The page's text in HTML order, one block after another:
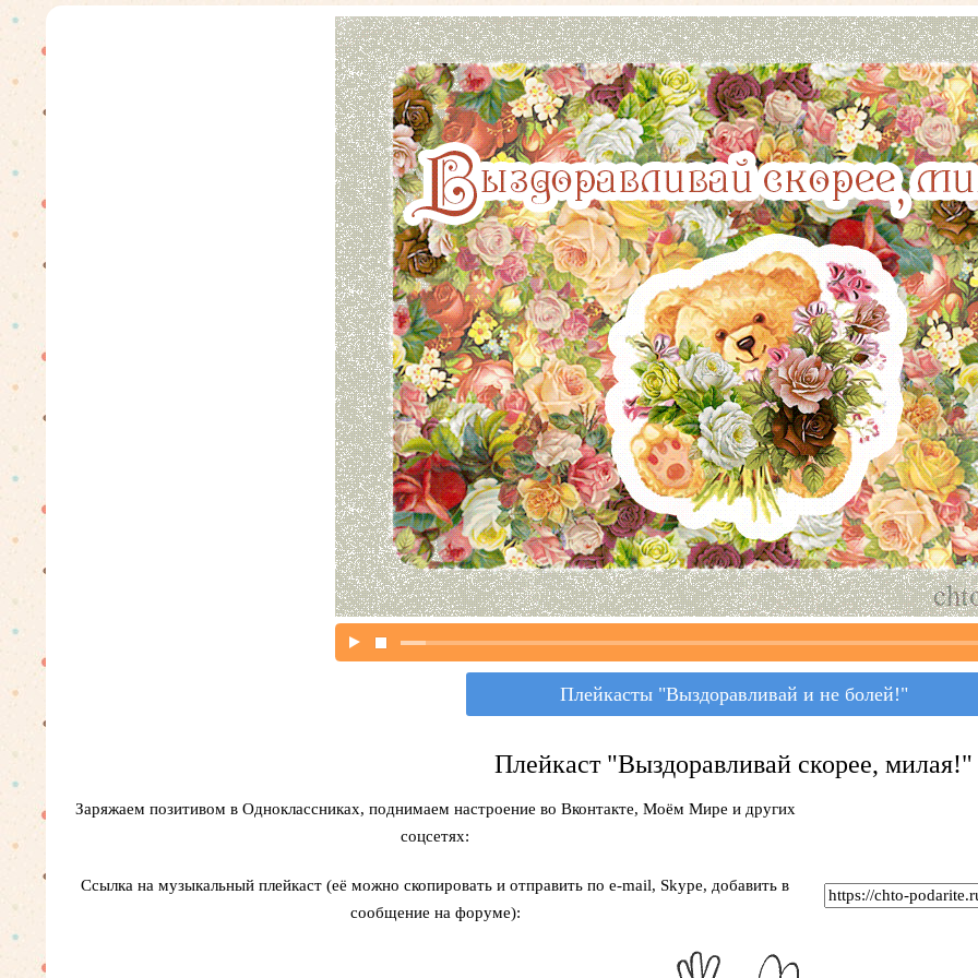
Плейкасты "Выздоравливай и не болей!"
Плейкаст "Выздоравливай скорее, милая!"
Заряжаем позитивом в Одноклассниках, поднимаем настроение во Вконтакте, Моём Мире и других
соцсетях:
Ссылка на музыкальный плейкаст (её можно скопировать и отправить по e-mail, Skype, добавить в
сообщение на форуме):